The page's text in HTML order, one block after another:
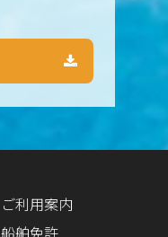
ご利用案内
船舶免許